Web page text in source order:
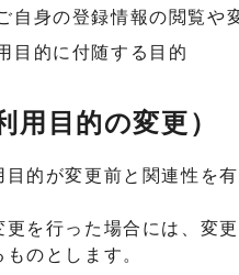
自身の登録情報の閲覧や
目的に付随する目的
用目的の変更）
目的が変更前と関連性を
更を行った場合には、変
ものとします。